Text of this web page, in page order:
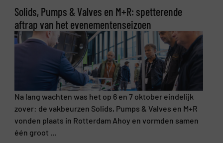
Solids, Pumps & Valves en M+R: spetterende
aftrap van het evenementenseizoen
Na lang wachten was het op 6 en 7 oktober eindelijk
zover: de vakbeurzen Solids, Pumps & Valves en M+R
vonden plaats in Rotterdam Ahoy en vormden samen
één groot ...